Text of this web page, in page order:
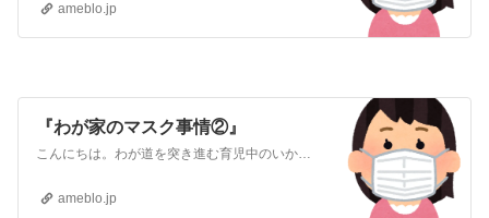
ameblo.jp
『わが家のマスク事情②』
こんにちは。わが道を突き進む育児中のいかちゃんです 『わが家のマスク事情①』こんにちは。わが道を突き進む育児中のいかちゃんですコロナによるマスク生活が始まって…
ameblo.jp